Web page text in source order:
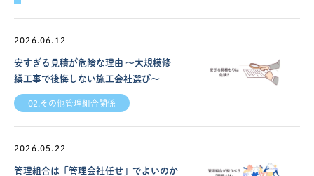
2026.06.12
安すぎる見積が危険な理由 ～大規模修
繕工事で後悔しない施工会社選び～
02.その他管理組合関係
2026.05.22
管理組合は「管理会社任せ」でよいのか